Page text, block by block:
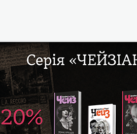
|
Інтернет-магазин «Видавництво Богдан»:
46018, м. Тернопіль, А/С 529